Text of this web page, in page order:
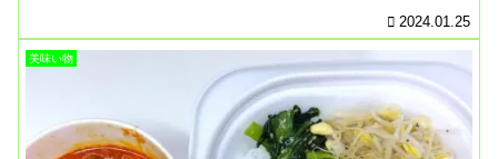
2024.01.25
美味い物